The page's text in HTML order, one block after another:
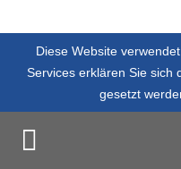
Diese Website
Services erklären Sie sich
gesetzt